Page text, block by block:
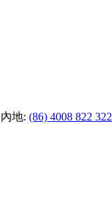
內地: (86) 4008 822 322